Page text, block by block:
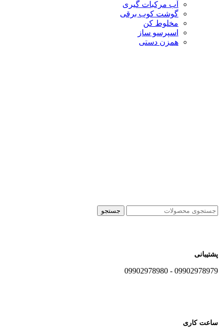
آب مرکبات گیری
گوشت کوب برقی
مخلوط کن
اسپرسو ساز
همزن دستی
جستجو
پشتیبانی
09902978979 - 09902978980
ساعت کاری